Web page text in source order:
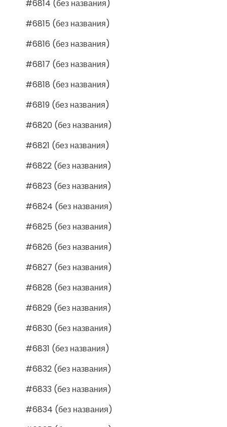
#6814 (без названия)
#6815 (без названия)
#6816 (без названия)
#6817 (без названия)
#6818 (без названия)
#6819 (без названия)
#6820 (без названия)
#6821 (без названия)
#6822 (без названия)
#6823 (без названия)
#6824 (без названия)
#6825 (без названия)
#6826 (без названия)
#6827 (без названия)
#6828 (без названия)
#6829 (без названия)
#6830 (без названия)
#6831 (без названия)
#6832 (без названия)
#6833 (без названия)
#6834 (без названия)